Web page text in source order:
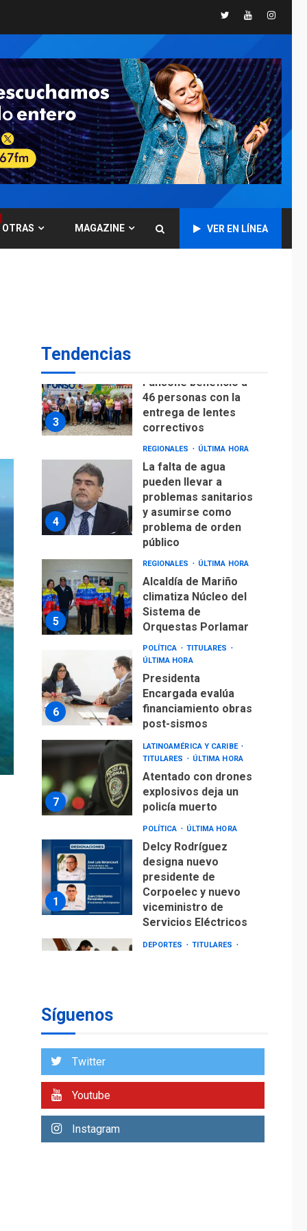
TwitterYoutube
OTRAS MAGAZINE VER EN LÍNEA
Tendencias
financiamiento obras
post-sismos
7
LATINOAMÉRICA Y CARIBE
TITULARES
ÚLTIMA HORA
Atentado con drones
explosivos deja un
policía muerto
POLÍTICA ÚLTIMA HORA
Delcy Rodríguez
Corpoelec y nuevo
3
Funsone benefició a
46 personas con la
entrega de lentes
correctivos
4
REGIONALES ÚLTIMA HORA
La falta de agua
pueden llevar a
problemas sanitarios
y asumirse como
problema de orden
público
5
REGIONALES ÚLTIMA HORA
Alcaldía de Mariño
climatiza Núcleo del
Sistema de
Orquestas Porlamar
6
POLÍTICA
TITULARES
ÚLTIMA HORA
Presidenta
Encargada evalúa
financiamiento obras
post-sismos
7
LATINOAMÉRICA Y CARIBE
TITULARES
ÚLTIMA HORA
Atentado con drones
explosivos deja un
policía muerto
1
POLÍTICA ÚLTIMA HORA
Delcy Rodríguez
designa nuevo
presidente de
Corpoelec y nuevo
viceministro de
Servicios Eléctricos
DEPORTES
TITULARES
3
Funsone benefició a
entrega de lentes
pueden llevar a
Síguenos
Twitter
Youtube
Instagram